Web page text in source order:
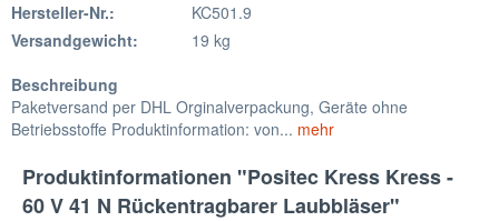
Hersteller-Nr.:
KC501.9
Versandgewicht:
19 kg
Beschreibung
Paketversand per DHL Orginalverpackung, Geräte ohne
Betriebsstoffe Produktinformation: von... mehr
Produktinformationen "Positec Kress Kress -
60 V 41 N Rückentragbarer Laubbläser"